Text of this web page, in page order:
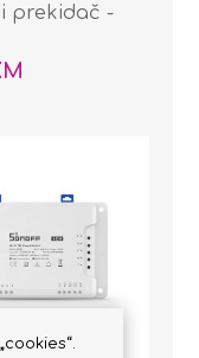
prekidač -